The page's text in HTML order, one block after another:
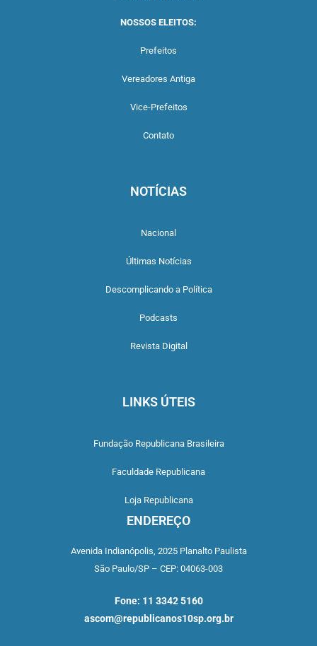
NOSSOS ELEITOS:
Prefeitos
Vereadores Antiga
Vice-Prefeitos
Contato
NOTÍCIAS
Nacional
Últimas Notícias
Descomplicando a Política
Podcasts
Revista Digital
LINKS ÚTEIS
Fundação Republicana Brasileira
Faculdade Republicana
Loja Republicana
ENDEREÇO
Avenida Indianópolis, 2025 Planalto Paulista
São Paulo/SP – CEP: 04063-003
Fone: 11 3342 5160
ascom@republicanos10sp.org.br